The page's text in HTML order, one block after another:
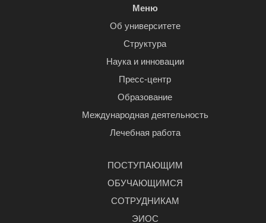
Меню
Об университете
Структура
Наука и инновации
Пресс-центр
Образование
Международная деятельность
Лечебная работа
ПОСТУПАЮЩИМ
ОБУЧАЮЩИМСЯ
СОТРУДНИКАМ
ЭИОС